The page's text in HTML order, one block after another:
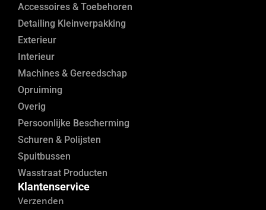
Accessoires & Toebehoren
Detailing Kleinverpakking
Exterieur
Interieur
Machines & Gereedschap
Opruiming
Overig
Persoonlijke Bescherming
Schuren & Polijsten
Spuitbussen
Wasstraat Producten
Klantenservice
Verzenden